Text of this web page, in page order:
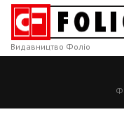
Видавництво Фоліо